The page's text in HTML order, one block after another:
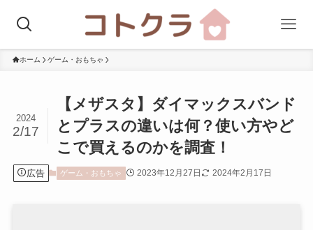
ホーム ゲーム・おもちゃ
【メザスタ】ダイマックスバンド
とプラスの違いは何？使い方やど
こで買えるのかを調査！
2024
2/17
広告 ゲーム・おもちゃ 2023年12月27日 2024年2月17日